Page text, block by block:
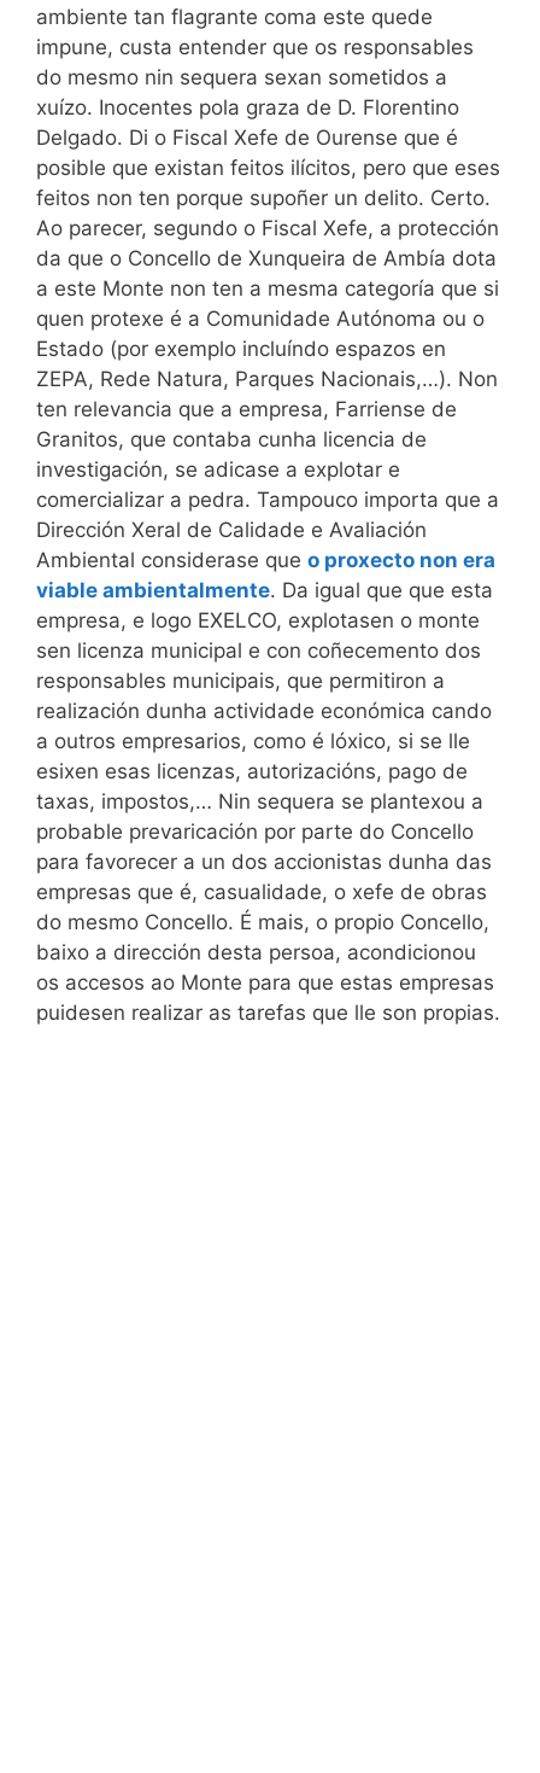
ambiente tan flagrante coma este quede
impune, custa entender que os responsables
do mesmo nin sequera sexan sometidos a
xuízo. Inocentes pola graza de D. Florentino
Delgado. Di o Fiscal Xefe de Ourense que é
posible que existan feitos ilícitos, pero que eses
feitos non ten porque supoñer un delito. Certo.
Ao parecer, segundo o Fiscal Xefe, a protección
da que o Concello de Xunqueira de Ambía dota
a este Monte non ten a mesma categoría que si
quen protexe é a Comunidade Autónoma ou o
Estado (por exemplo incluíndo espazos en
ZEPA, Rede Natura, Parques Nacionais,…). Non
ten relevancia que a empresa, Farriense de
Granitos, que contaba cunha licencia de
investigación, se adicase a explotar e
comercializar a pedra. Tampouco importa que a
Dirección Xeral de Calidade e Avaliación
Ambiental considerase que o proxecto non era
viable ambientalmente. Da igual que que esta
empresa, e logo EXELCO, explotasen o monte
sen licenza municipal e con coñecemento dos
responsables municipais, que permitiron a
realización dunha actividade económica cando
a outros empresarios, como é lóxico, si se lle
esixen esas licenzas, autorizacións, pago de
taxas, impostos,… Nin sequera se plantexou a
probable prevaricación por parte do Concello
para favorecer a un dos accionistas dunha das
empresas que é, casualidade, o xefe de obras
do mesmo Concello. É mais, o propio Concello,
baixo a dirección desta persoa, acondicionou
os accesos ao Monte para que estas empresas
puidesen realizar as tarefas que lle son propias.